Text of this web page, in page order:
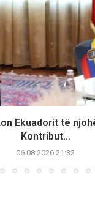
Ekuadorit të
Kontribut...
06.08.2026 21:32